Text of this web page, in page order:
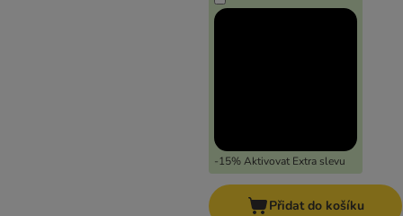
-15% Aktivovat Extra slevu
Přidat do košíku